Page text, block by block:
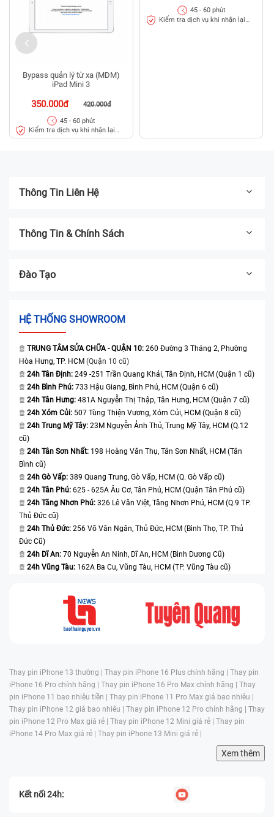
Bypass quản lý từ xa (MDM)
iPad Mini 3
350.000đ 420.000đ
45 - 60 phút
Kiểm tra dịch vụ khi nhận lại
máy
45 - 60 phút
Kiểm tra dịch vụ khi nhận lại
Thông Tin Liên Hệ
Thông Tin & Chính Sách
Đào Tạo
HỆ THỐNG SHOWROOM
TRUNG TÂM SỬA CHỮA - QUẬN 10: 260 Đường 3 Tháng 2, Phường
Hòa Hưng, TP. HCM (Quận 10 cũ)
24h Tân Định: 249 -251 Trần Quang Khải, Tân Định, HCM (Quận 1 cũ)
24h Bình Phú: 733 Hậu Giang, Bình Phú, HCM (Quận 6 cũ)
24h Tân Hưng: 481A Nguyễn Thị Thập, Tân Hưng, HCM (Quận 7 cũ)
24h Xóm Củi: 507 Tùng Thiện Vương, Xóm Củi, HCM (Quận 8 cũ)
24h Trung Mỹ Tây: 23M Nguyễn Ảnh Thủ, Trung Mỹ Tây, HCM (Q.12
cũ)
24h Tân Sơn Nhất: 198 Hoàng Văn Thụ, Tân Sơn Nhất, HCM (Tân
Bình cũ)
24h Gò Vấp: 389 Quang Trung, Gò Vấp, HCM (Q. Gò Vấp cũ)
24h Tân Phú: 625 - 625A Âu Cơ, Tân Phú, HCM (Quận Tân Phú cũ)
24h Tăng Nhơn Phú: 326 Lê Văn Việt, Tăng Nhơn Phú, HCM (Q.9 TP.
Thủ Đức cũ)
24h Thủ Đức: 256 Võ Văn Ngân, Thủ Đức, HCM (Bình Thọ, TP. Thủ
Đức Cũ)
24h Dĩ An: 70 Nguyễn An Ninh, Dĩ An, HCM (Bình Dương Cũ)
24h Vũng Tàu: 162A Ba Cu, Vũng Tàu, HCM (TP. Vũng Tàu cũ)
Thay pin iPhone 13 thường | Thay pin iPhone 16 Plus chính hãng | Thay pin
iPhone 16 Pro chính hãng | Thay pin iPhone 16 Pro Max chính hãng | Thay
pin iPhone 11 bao nhiêu tiền | Thay pin iPhone 11 Pro Max giá bao nhiêu |
Thay pin iPhone 12 giá bao nhiêu | Thay pin iPhone 12 Pro chính hãng | Thay
pin iPhone 12 Pro Max giá rẻ | Thay pin iPhone 12 Mini giá rẻ | Thay pin
iPhone 14 Pro Max giá rẻ | Thay pin iPhone 13 Mini giá rẻ |
Xem thêm
Kết nối 24h: